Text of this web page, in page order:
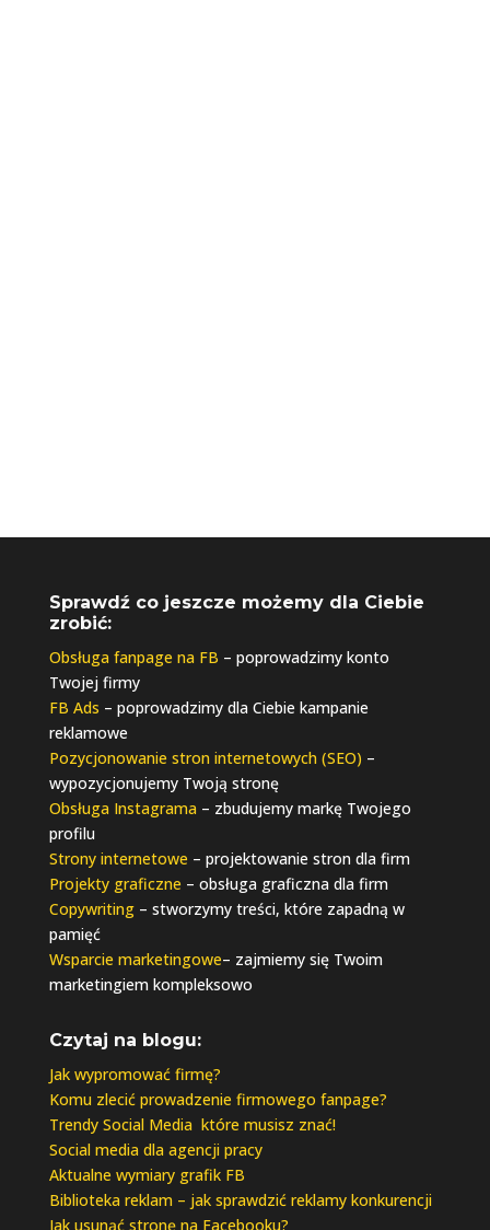
Sprawdź co jeszcze możemy dla Ciebie
zrobić:
Obsługa fanpage na FB – poprowadzimy konto
Twojej firmy
FB Ads – poprowadzimy dla Ciebie kampanie
reklamowe
Pozycjonowanie stron internetowych (SEO) –
wypozycjonujemy Twoją stronę
Obsługa Instagrama– zbudujemy markę Twojego
profilu
Strony internetowe – projektowanie stron dla firm
Projekty graficzne – obsługa graficzna dla firm
Copywriting– stworzymy treści, które zapadną w
pamięć
Wsparcie marketingowe– zajmiemy się Twoim
marketingiem kompleksowo
Czytaj na blogu:
Jak wypromować firmę?
Komu zlecić prowadzenie firmowego fanpage?
Trendy Social Media które musisz znać!
Social media dla agencji pracy
Aktualne wymiary grafik FB
Biblioteka reklam – jak sprawdzić reklamy konkurencji
Jak usunąć stronę na Facebooku?